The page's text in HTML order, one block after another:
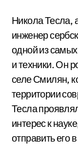
Никола Тесла,
инженер
одной из
и техники. Он
селе Смилян,
территории
Тесла
интерес к
отправить его